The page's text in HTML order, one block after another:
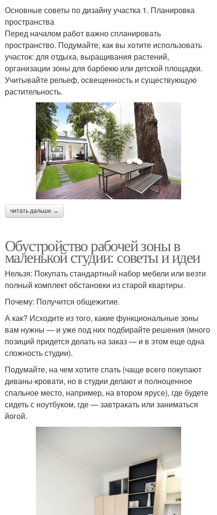
Основные советы по дизайну участка 1. Планировка
пространства
Перед началом работ важно спланировать
пространство. Подумайте, как вы хотите использовать
участок: для отдыха, выращивания растений,
организации зоны для барбекю или детской площадки.
Учитывайте рельеф, освещенность и существующую
растительность.
читать дальше →
Обустройство рабочей зоны в
маленькой студии: советы и идеи
Нельзя: Покупать стандартный набор мебели или везти
полный комплект обстановки из старой квартиры.
Почему: Получится общежитие.
А как? Исходите из того, какие функциональные зоны
вам нужны — и уже под них подбирайте решения (много
позиций придется делать на заказ — и в этом еще одна
сложность студии).
Подумайте, на чем хотите спать (чаще всего покупают
диваны-кровати, но в студии делают и полноценное
спальное место, например, на втором ярусе), где будете
сидеть с ноутбуком, где — завтракать или заниматься
йогой.